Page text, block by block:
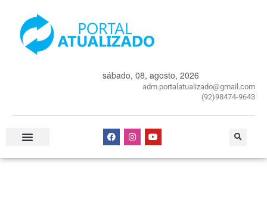
sábado, 08, agosto, 2026
adm.portalatualizado@gmail.com
(92)98474-9643